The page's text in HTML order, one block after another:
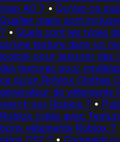
map AO ? • Qu'est-ce
Quelles maps sont
? • Quels sont les types
qu’une texture dans un
logiciel pour texturer des
des textures pour
ce qu’un Roblox Clothes
générateur de vêtements
merch sur Roblox ? •
Roblox créés avec
bons vêtements Roblox ?